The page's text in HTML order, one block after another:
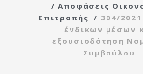
/ Αποφάσεις
Επιτροπής
/ 304/
ένδικων μέσων
εξουσιοδότηση
Συμβούλου